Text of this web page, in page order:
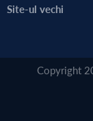
Site-ul vechi
Copyright